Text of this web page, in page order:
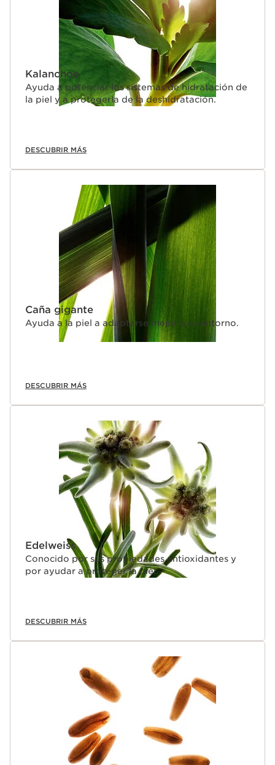
Kalanchoe
Ayuda a potenciar los sistemas de hidratación de
la piel y a protegerla de la deshidratación.
DESCUBRIR MÁS
Caña gigante
Ayuda a la piel a adaptarse mejor a su entorno.
DESCUBRIR MÁS
Edelweiss
Conocido por sus propiedades antioxidantes y
por ayudar a proteger la piel.
DESCUBRIR MÁS